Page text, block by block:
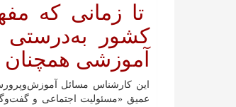
تا زمانی که
کشور به‌درستی
آموزشی
این کارشناس مسائل
عمیق «مسئولیت اجتماعی و